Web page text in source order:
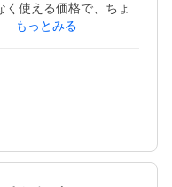
使える価格で、ちょ
ダメージを考えると
気がするので、
もっとみる